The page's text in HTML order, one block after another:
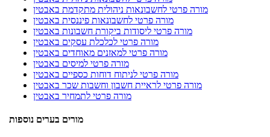
מורה פרטי לחשבונאות ניהולית מתקדמת באבטין
מורה פרטי לחשבונאות פיננסית באבטין
מורה פרטי ליסודות ביקורת חשבונות באבטין
מורה פרטי לכלכלת עסקים באבטין
מורה פרטי למאזנים מאוחדים באבטין
מורה פרטי למיסים באבטין
מורה פרטי לניתוח דוחות כספיים באבטין
מורה פרטי לראיית חשבון וחשבות שכר באבטין
מורה פרטי לתמחיר באבטין
מורים בערים נוספות